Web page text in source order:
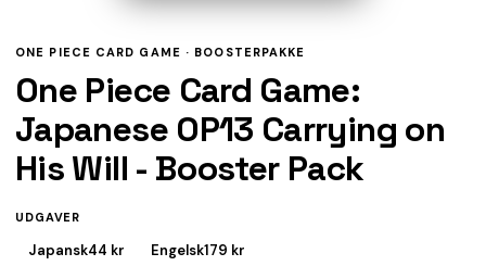
ONE PIECE CARD GAME · BOOSTERPAKKE
One Piece Card Game:
Japanese OP13 Carrying on
His Will - Booster Pack
UDGAVER
Japansk44 kr Engelsk179 kr